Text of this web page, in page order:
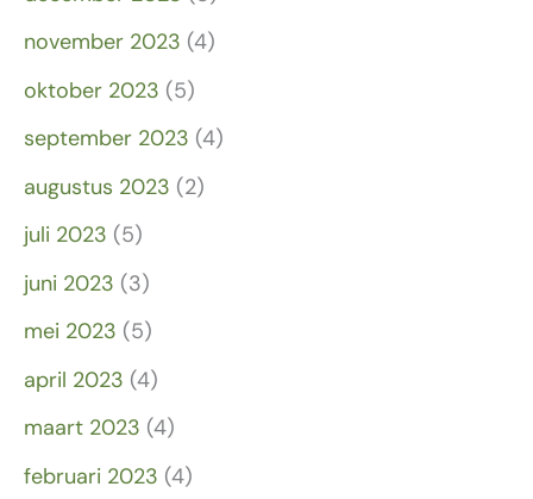
november 2023 (4)
oktober 2023 (5)
september 2023 (4)
augustus 2023 (2)
juli 2023 (5)
juni 2023 (3)
mei 2023 (5)
april 2023 (4)
maart 2023 (4)
februari 2023 (4)